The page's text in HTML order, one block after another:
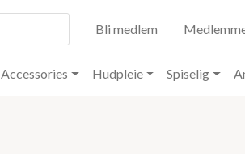
Bli medlem
Accessories Hudpleie Spiselig